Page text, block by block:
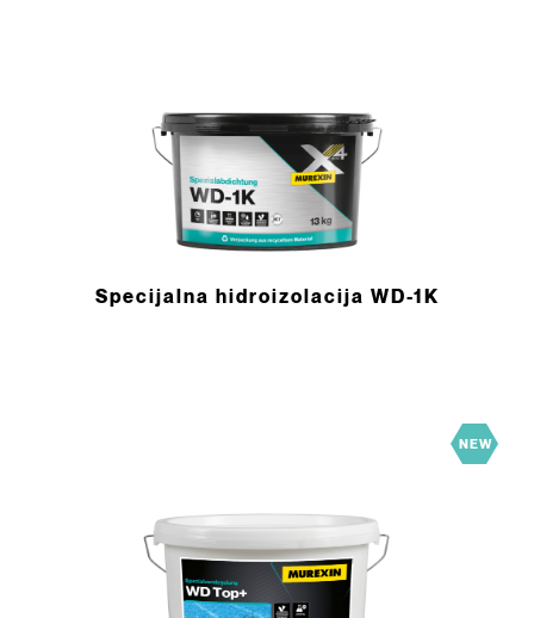
Specijalna hidroizolacija WD-1K
NEW